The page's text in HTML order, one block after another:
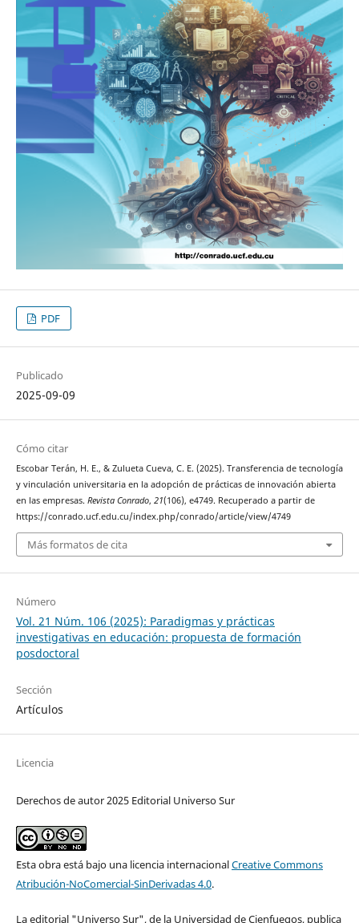
PDF
Publicado
2025-09-09
Cómo citar
Escobar Terán, H. E., & Zulueta Cueva, C. E. (2025). Transferencia de tecnología
y vinculación universitaria en la adopción de prácticas de innovación abierta
en las empresas. Revista Conrado, 21(106), e4749. Recuperado a partir de
https://conrado.ucf.edu.cu/index.php/conrado/article/view/4749
Más formatos de cita
Número
Vol. 21 Núm. 106 (2025): Paradigmas y prácticas
investigativas en educación: propuesta de formación
posdoctoral
Sección
Artículos
Licencia
Derechos de autor 2025 Editorial Universo Sur
Esta obra está bajo una licencia internacionalCreative Commons
Atribución-NoComercial-SinDerivadas 4.0.
La editorial "Universo Sur", de la Universidad de Cienfuegos, publica